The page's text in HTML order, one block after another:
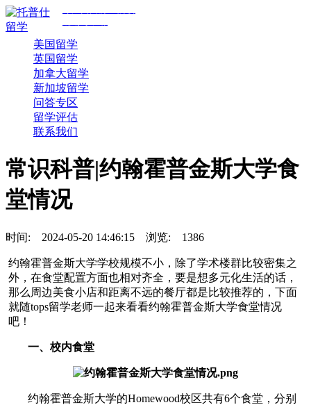
美国留学
英国留学
加拿大留学
新加坡留学
问答专区
留学评估
联系我们
常识科普|约翰霍普金斯大学食
堂情况
时间: 2024-05-20 14:46:15 浏览: 1386
约翰霍普金斯大学学校规模不小，除了学术楼群比较密集之
外，在食堂配置方面也相对齐全，要是想多元化生活的话，
那么周边美食小店和距离不远的餐厅都是比较推荐的，下面
就随tops留学老师一起来看看约翰霍普金斯大学食堂情况
吧！
一、校内食堂
约翰霍普金斯大学的Homewood校区共有6个食堂，分别